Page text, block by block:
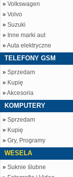
» Volkswagen
» Volvo
» Suzuki
» Inne marki aut
»Auta elektryczne
TELEFONY GSM
» Sprzedam
» Kupię
»Akcesoria
KOMPUTERY
» Sprzedam
» Kupię
» Gry, Programy
WESELA
» Suknie ślubne